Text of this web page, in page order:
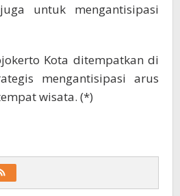
untuk mengantisipasi
Kota ditempatkan di
mengantisipasi arus
wisata. (*)